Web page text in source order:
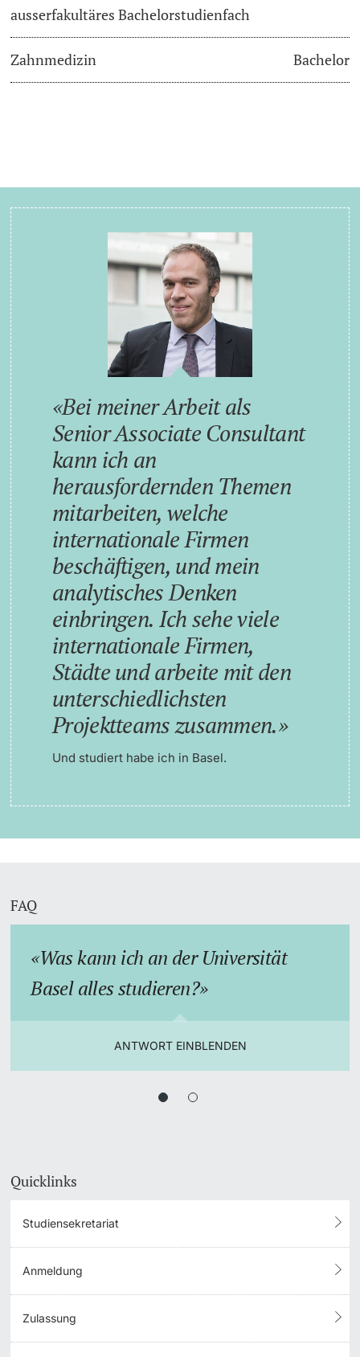
ausserfakultäres Bachelorstudienfach
Zahnmedizin Bachelor
Bei meiner Arbeit als
Senior Associate Consultant
kann ich an
herausfordernden Themen
mitarbeiten, welche
internationale Firmen
beschäftigen, und mein
analytisches Denken
einbringen. Ich sehe viele
internationale Firmen,
Städte und arbeite mit den
unterschiedlichsten
Projektteams zusammen.
Und studiert habe ich in Basel.
FAQ
Was kann ich an der Universität
Basel alles studieren?
ANTWORT EINBLENDEN
Quicklinks
Studiensekretariat
Anmeldung
Zulassung